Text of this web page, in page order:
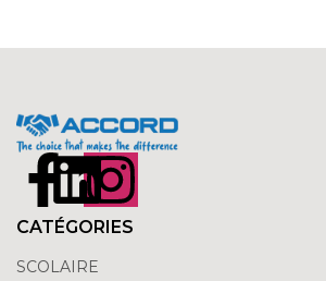
CATÉGORIES
SCOLAIRE